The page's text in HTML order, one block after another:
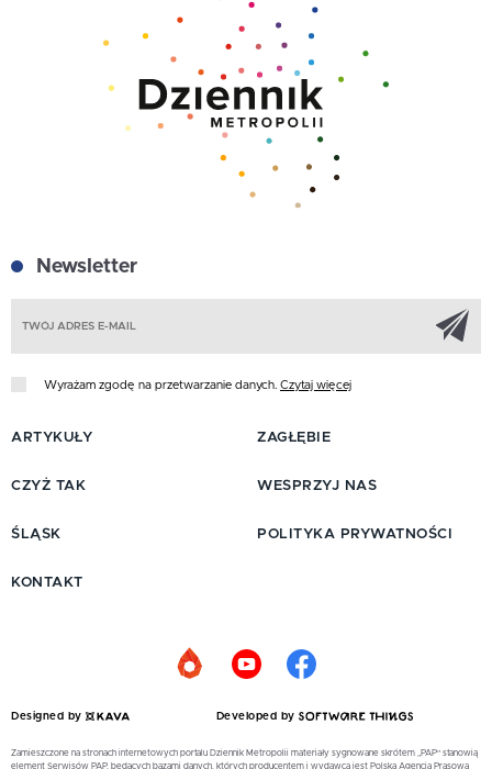
Newsletter
Wyrażam zgodę na przetwarzanie danych. Czytaj więcej
ARTYKUŁY
CZYŻ TAK
ŚLĄSK
ZAGŁĘBIE
WESPRZYJ NAS
POLITYKA PRYWATNOŚCI
KONTAKT
Designed by Developed by
Zamieszczone na stronach internetowych portalu Dziennik Metropolii materiały sygnowane skrótem „PAP” stanowią
element Serwisów PAP, będących bazami danych, których producentem i wydawcą jest Polska Agencja Prasowa